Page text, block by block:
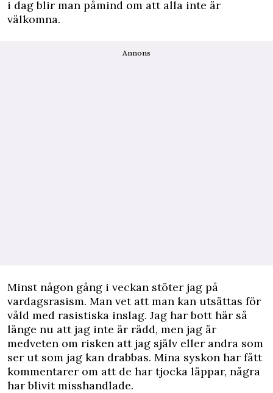
i dag blir man påmind om att alla inte är
välkomna.
Annons
Minst någon gång i veckan stöter jag på
vardagsrasism. Man vet att man kan utsättas för
våld med rasistiska inslag. Jag har bott här så
länge nu att jag inte är rädd, men jag är
medveten om risken att jag själv eller andra som
ser ut som jag kan drabbas. Mina syskon har fått
kommentarer om att de har tjocka läppar, några
har blivit misshandlade.